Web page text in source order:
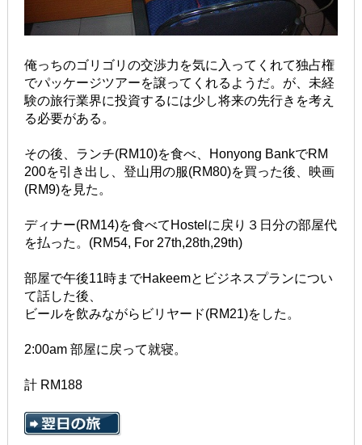
俺っちのゴリゴリの交渉力を気に入ってくれて独占権
でパッケージツアーを譲ってくれるようだ。が、未経
験の旅行業界に投資するには少し将来の先行きを考え
る必要がある。
その後、ランチ(RM10)を食べ、Honyong BankでRM
200を引き出し、登山用の服(RM80)を買った後、映画
(RM9)を見た。
ディナー(RM14)を食べてHostelに戻り３日分の部屋代
を払った。(RM54, For 27th,28th,29th)
部屋で午後11時までHakeemとビジネスプランについ
て話した後、
ビールを飲みながらビリヤード(RM21)をした。
2:00am 部屋に戻って就寝。
計 RM188